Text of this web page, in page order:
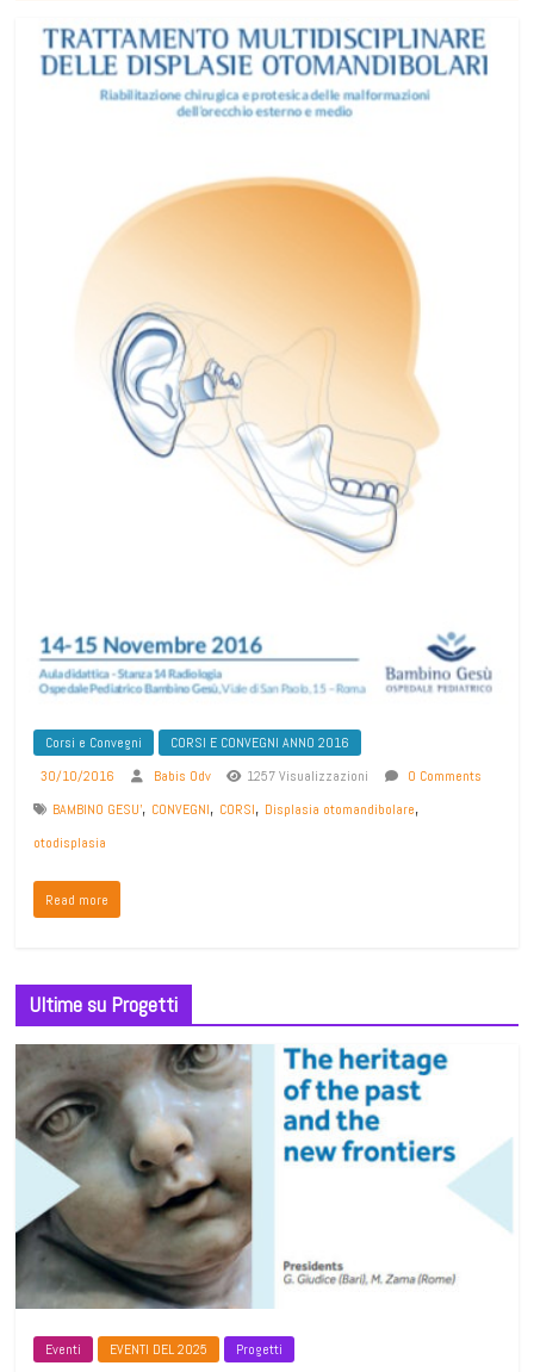
Corsi e Convegni
CORSI E CONVEGNI ANNO 2016
30/10/2016
Babis Odv 1257 Visualizzazioni
0 Comments
BAMBINO GESU', CONVEGNI, CORSI, Displasia otomandibolare,
otodisplasia
Read more
Ultime su Progetti
Eventi EVENTI DEL 2025 Progetti